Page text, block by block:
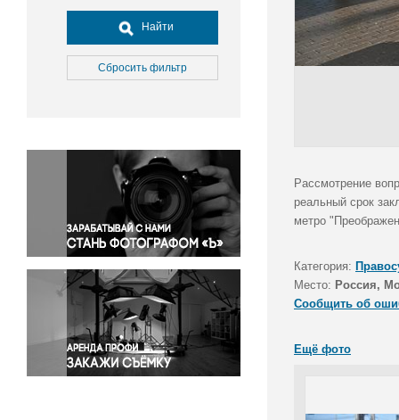
Досуг, туризм и отдых
Культура
Медицина
Окружающая среда
Политика
Правосудие
Происшествия и конфликты
Религия
Светская жизнь
Спорт
Экология
Экономика и бизнес
Найти
Сбросить фильтр
Рассмотрение
реальный срок
метро
Категория:
Место: Россия,
Сообщить об
Ещё фото